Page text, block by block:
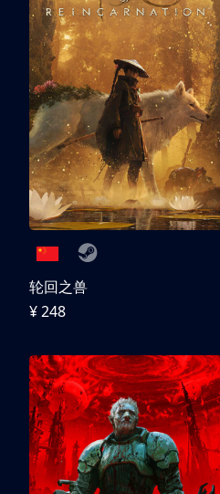
轮回之兽
¥ 248